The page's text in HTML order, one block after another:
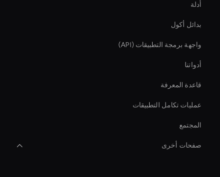
أدلة
بدائل أكول
واجهة برمجة التطبيقات (API)
أدواتنا
قاعدة المعرفة
عمليات تكامل التطبيقات
المجتمع
صفحات أخرى